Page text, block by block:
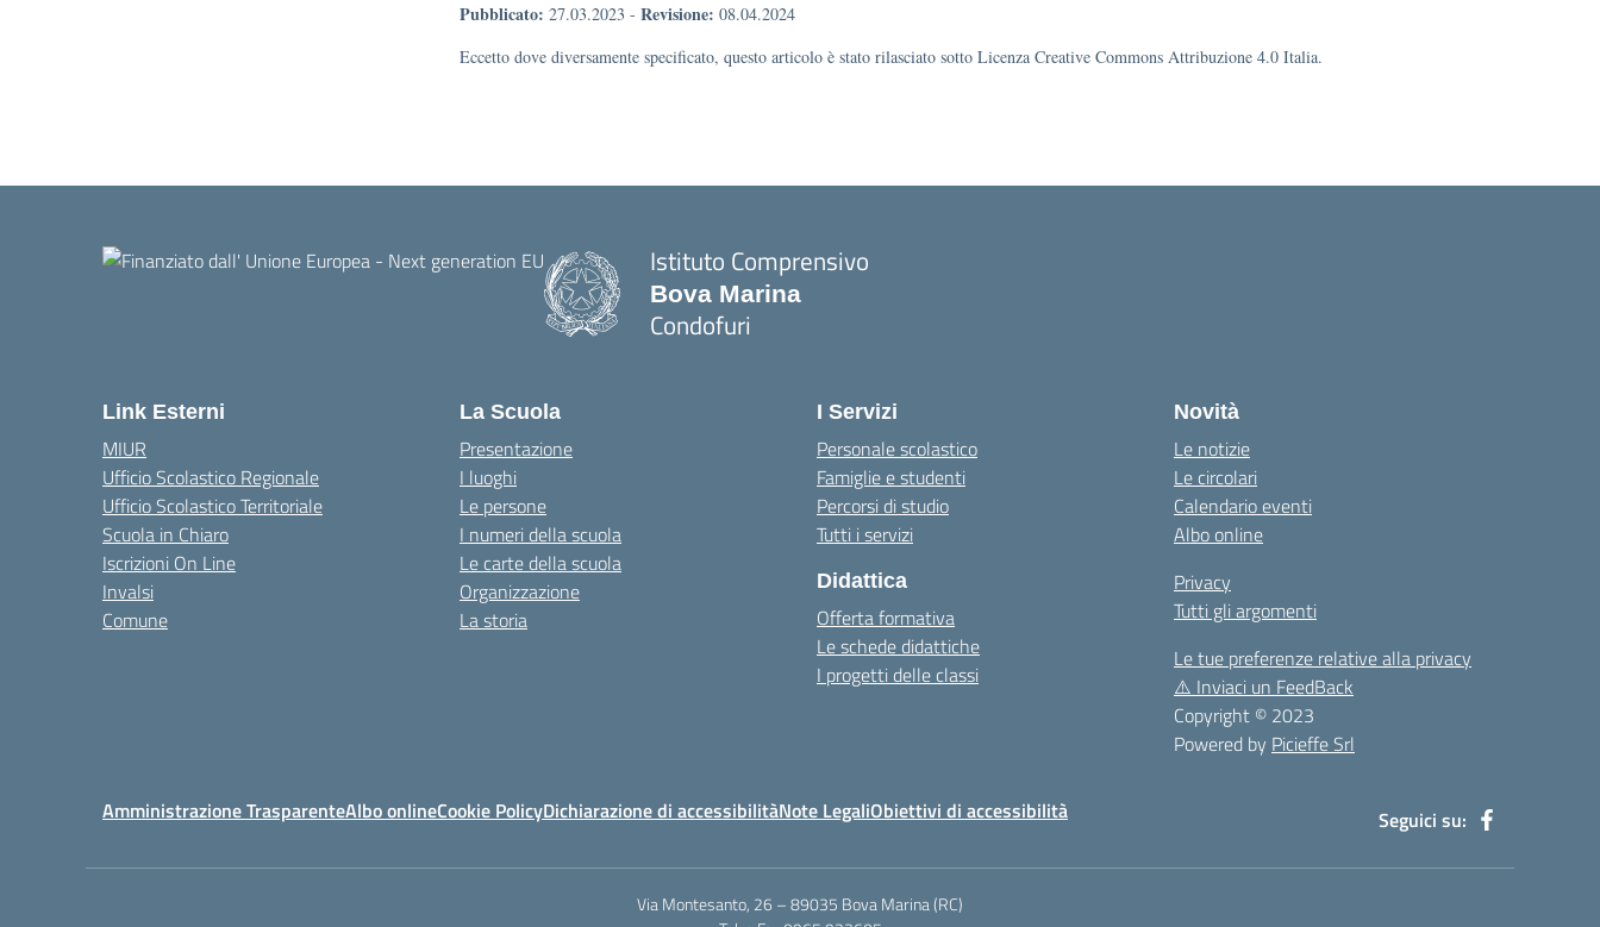
Pubblicato: 27.03.2023 - Revisione: 08.04.2024
Eccetto dove diversamente specificato, questo articolo è stato rilasciato sotto Licenza Creative Commons Attribuzione 4.0 Italia.
Istituto Comprensivo
Bova Marina
Condofuri
Link Esterni
MIUR
Ufficio Scolastico Regionale
Ufficio Scolastico Territoriale
Scuola in Chiaro
Iscrizioni On Line
Invalsi
Comune
La Scuola
Presentazione
I luoghi
Le persone
I numeri della scuola
Le carte della scuola
Organizzazione
La storia
I Servizi
Personale scolastico
Famiglie e studenti
Percorsi di studio
Tutti i servizi
Didattica
Offerta formativa
Le schede didattiche
I progetti delle classi
Novità
Le notizie
Le circolari
Calendario eventi
Albo online
Privacy
Tutti gli argomenti
Le tue preferenze relative alla privacy
⚠️ Inviaci un FeedBack
Copyright © 2023
Powered by Picieffe Srl
Amministrazione TrasparenteAlbo onlineCookie PolicyDichiarazione di accessibilitàNote LegaliObiettivi di accessibilità Seguici su:
Via Montesanto, 26 – 89035 Bova Marina (RC)